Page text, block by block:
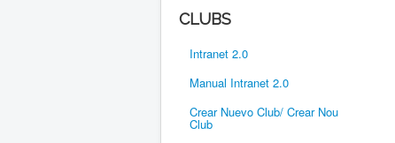
CLUBS
Intranet 2.0
Manual Intranet 2.0
Crear Nuevo Club/ Crear Nou
Club